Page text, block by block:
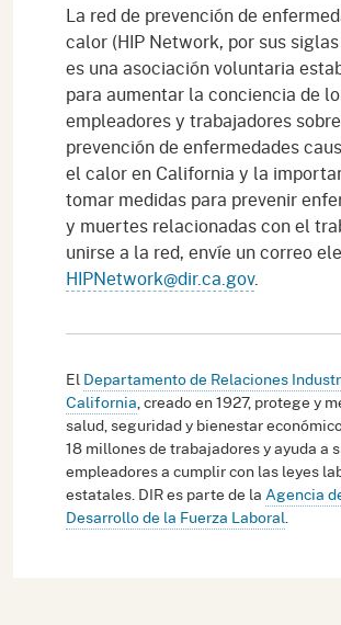
La red de prevención de
calor (HIP Network, por sus
es una asociación voluntaria
para aumentar la conciencia de
empleadores y trabajadores
prevención de enfermedades
el calor en California y la
tomar medidas para prevenir
y muertes relacionadas con el
unirse a la red, envíe un correo
HIPNetwork@dir.ca.gov.
ElDepartamento de Relaciones
California, creado en 1927, protege y
salud, seguridad y bienestar
18 millones de trabajadores y ayuda a
empleadores a cumplir con las leyes
estatales. DIR es parte de laAgencia
Desarrollo de la Fuerza Laboral.